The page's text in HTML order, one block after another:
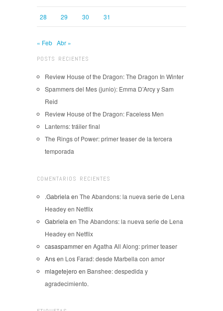
28 29 30 31
« Feb Abr »
POSTS RECIENTES
Review House of the Dragon: The Dragon In Winter
Spammers del Mes (junio): Emma D’Arcy y Sam
Reid
Review House of the Dragon: Faceless Men
Lanterns: tráiler final
The Rings of Power: primer teaser de la tercera
temporada
COMENTARIOS RECIENTES
.Gabriela en The Abandons: la nueva serie de Lena
Headey en Netflix
Gabriela en The Abandons: la nueva serie de Lena
Headey en Netflix
casaspammeren Agatha All Along: primer teaser
Ansen Los Farad: desde Marbella con amor
mlagetejero en Banshee: despedida y
agradecimiento.